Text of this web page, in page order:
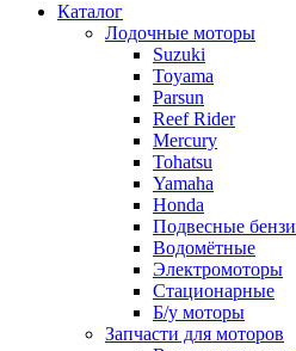
Каталог
Лодочные моторы
Suzuki
Toyama
Parsun
Reef Rider
Mercury
Tohatsu
Yamaha
Honda
Подвесные
Водомётные
Электромоторы
Стационарные
Б/у моторы
Запчасти для моторов